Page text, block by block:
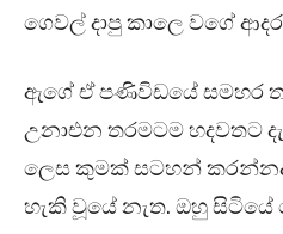
ගෙවල් දාපු කාලෙ වගේ
ඇගේ ඒ පණිවිඩයේ සමහර
උනාඑන තරමටම හදවතට
ලෙස කුමක් සටහන්
හැකි වූයේ නැත. ඔහු